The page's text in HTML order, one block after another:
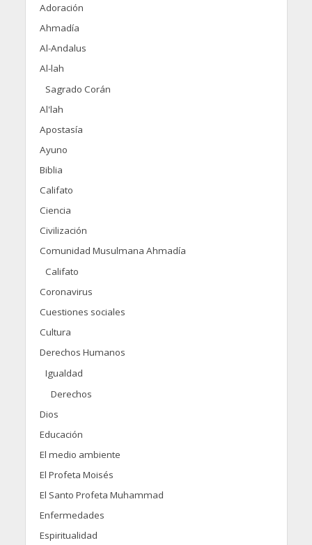
Adoración
Ahmadía
Al-Andalus
Al-lah
Sagrado Corán
Al'lah
Apostasía
Ayuno
Biblia
Califato
Ciencia
Civilización
Comunidad Musulmana Ahmadía
Califato
Coronavirus
Cuestiones sociales
Cultura
Derechos Humanos
Igualdad
Derechos
Dios
Educación
El medio ambiente
El Profeta Moisés
El Santo Profeta Muhammad
Enfermedades
Espiritualidad